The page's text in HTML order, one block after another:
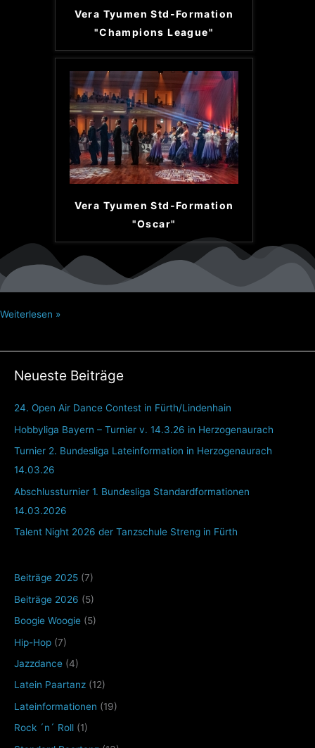
Neueste Beiträge
24. Open Air Dance Contest in Fürth/Lindenhain
Hobbyliga Bayern – Turnier v. 14.3.26 in Herzogenaurach
Turnier 2. Bundesliga Lateinformation in Herzogenaurach
14.03.26
Abschlussturnier 1. Bundesliga Standardformationen
14.03.2026
Talent Night 2026 der Tanzschule Streng in Fürth
Beiträge 2025 (7)
Beiträge 2026 (5)
Boogie Woogie (5)
Hip-Hop (7)
Jazzdance (4)
Latein Paartanz (12)
Lateinformationen (19)
Rock ´n´ Roll (1)
Vera Tyumen Std-Formation
"Champions League"
Vera Tyumen Std-Formation
"Oscar"
Weiterlesen »